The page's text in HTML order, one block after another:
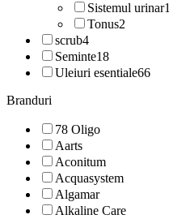
Sistemul urinar1
Tonus2
scrub4
Seminte18
Uleiuri esentiale66
Branduri
78 Oligo
Aarts
Aconitum
Acquasystem
Algamar
Alkaline Care